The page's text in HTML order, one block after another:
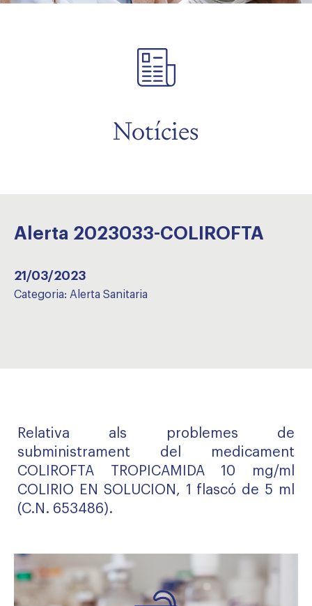
Notícies
Alerta 2023033-COLIROFTA
21/03/2023
Categoria: Alerta Sanitaria
Relativa als problemes de
subministrament del medicament
COLIROFTA TROPICAMIDA 10 mg/ml
COLIRIO EN SOLUCION, 1 flascó de 5 ml
(C.N. 653486).